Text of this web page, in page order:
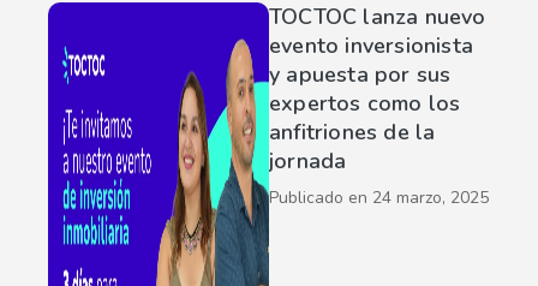
TOCTOC lanza nuevo
evento inversionista
y apuesta por sus
expertos como los
anfitriones de la
jornada
Publicado en 24 marzo, 2025